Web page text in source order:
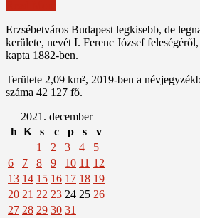
Erzsébetváros Budapest legkisebb, de
kerülete, nevét I. Ferenc József
kapta 1882-ben.
Területe 2,09 km², 2019-ben a
száma 42 127 fő.
2021. december
h K s c p s
v
1
2 3 4
5
6
7 8 9 10 11 12
13 14 15 16 17 18 19
20 21 22 23 24 25 26
27 28 29 30 31